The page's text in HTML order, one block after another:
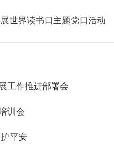
世界读书日主题党日活动
工作推进部署会
训会
平安